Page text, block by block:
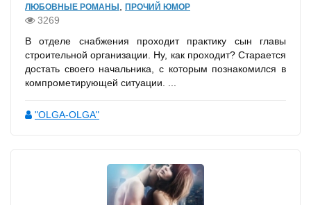
ЛЮБОВНЫЕ РОМАНЫ , ПРОЧИЙ ЮМОР
3269
В отделе снабжения проходит практику сын главы
строительной организации. Ну, как проходит? Старается
достать своего начальника, с которым познакомился в
компрометирующей ситуации. ...
"OLGA-OLGA"